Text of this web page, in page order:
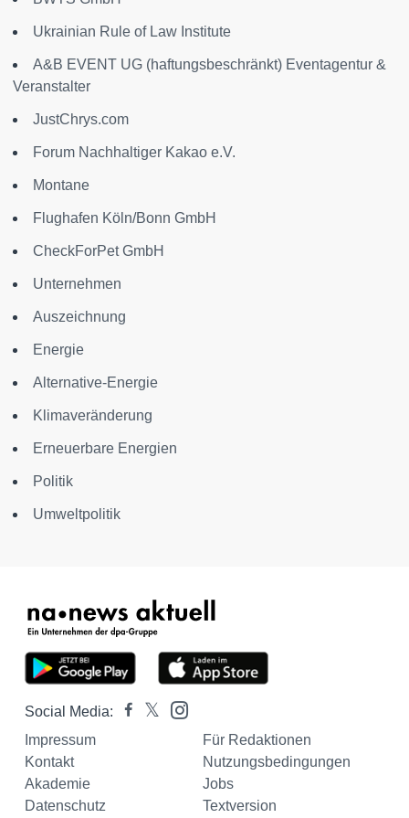
Ukrainian Rule of Law Institute
A&B EVENT UG (haftungsbeschränkt) Eventagentur &
Veranstalter
JustChrys.com
Forum Nachhaltiger Kakao e.V.
Montane
Flughafen Köln/Bonn GmbH
CheckForPet GmbH
Unternehmen
Auszeichnung
Energie
Alternative-Energie
Klimaveränderung
Erneuerbare Energien
Politik
Umweltpolitik
Social Media:
Impressum
Für Redaktionen
Kontakt
Nutzungsbedingungen
Akademie
Jobs
Datenschutz
Textversion